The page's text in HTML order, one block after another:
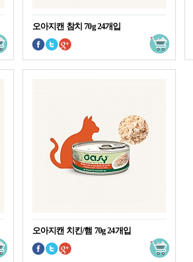
오아지캔 참치 70g 24개입
오아지캔 치킨/햄 70g 24개입